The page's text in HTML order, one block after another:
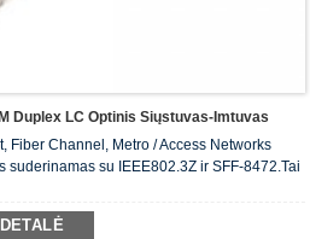
Duplex LC Optinis Siųstuvas-Imtuvas
Fiber Channel, Metro / Access Networks
su IEEE802.3Z ir SFF-8472.Tai
DETALĖ